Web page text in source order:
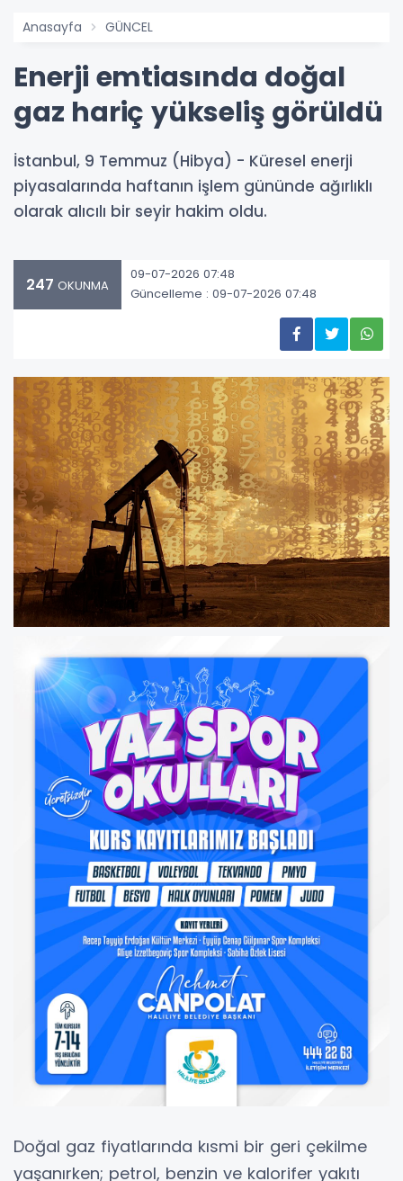
Anasayfa GÜNCEL
Enerji emtiasında doğal
gaz hariç yükseliş görüldü
İstanbul, 9 Temmuz (Hibya) - Küresel enerji
piyasalarında haftanın işlem gününde ağırlıklı
olarak alıcılı bir seyir hakim oldu.
247 OKUNMA
09-07-2026 07:48
Güncelleme : 09-07-2026 07:48
Doğal gaz fiyatlarında kısmi bir geri çekilme
yaşanırken; petrol, benzin ve kalorifer yakıtı